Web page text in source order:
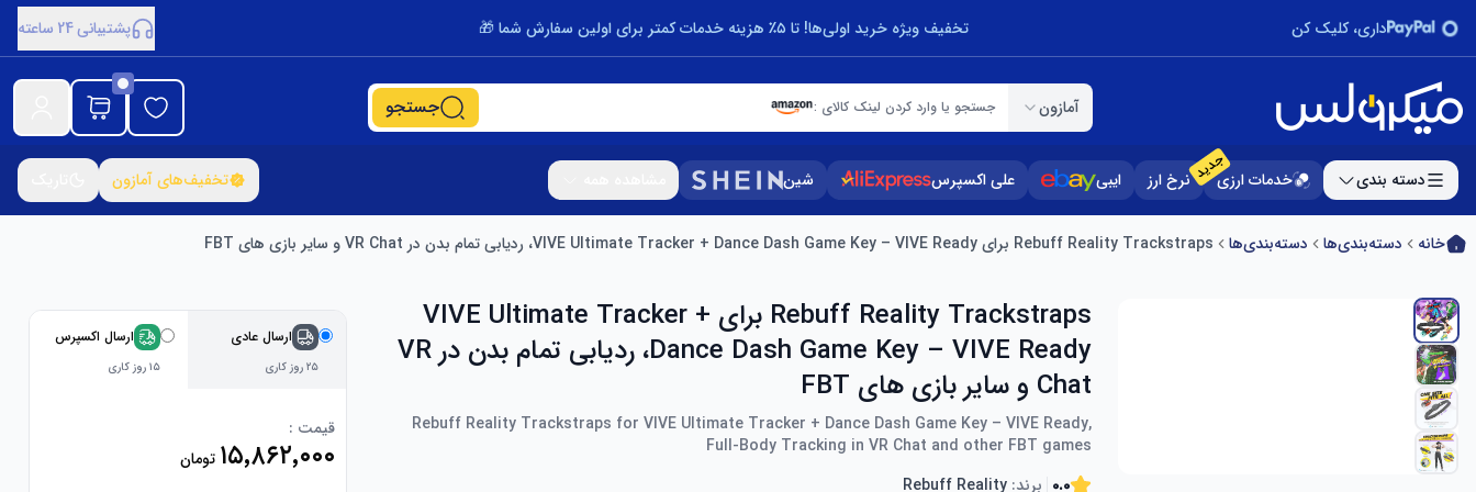
داری، کلیک کن تخفیف ویژه خرید اولی‌ها! تا ۵٪ هزینه خدمات کمتر برای اولین سفارش شما 🎁 پشتیبانی 24 ساعته
آمازون جستجو یا وارد کردن لینک کالای : جستجو
دسته بندی خدمات ارزیجدیدنرخ ارز ایبی علی اکسپرس شین تخفیف‌های آمازون
خانه دسته‌بندی‌ها دسته‌بندی‌ها Rebuff Reality Trackstraps برای VIVE Ultimate Tracker + Dance Dash Game Key – VIVE Ready، ردیابی تمام بدن در VR Chat و سایر بازی های FBT
Rebuff Reality Trackstraps برای VIVE Ultimate Tracker +
Dance Dash Game Key – VIVE Ready، ردیابی تمام بدن در VR
Chat و سایر بازی های FBT
Rebuff Reality Trackstraps for VIVE Ultimate Tracker + Dance Dash Game Key – VIVE Ready,
Full-Body Tracking in VR Chat and other FBT games
0.0 برند: Rebuff Reality
ارسال عادی
۲۵ روز کاری
ارسال اکسپرس
۱۵ روز کاری
قیمت :
۱۵٬۸۶۲٬۰۰۰ تومان